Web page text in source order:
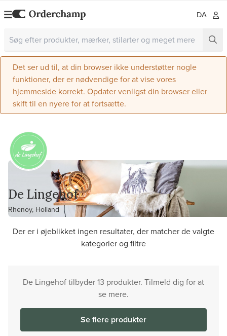
DA
Det ser ud til, at din browser ikke understøtter nogle
funktioner, der er nødvendige for at vise vores
hjemmeside korrekt. Opdater venligst din browser eller
skift til en nyere for at fortsætte.
De Lingehof
Rhenoy, Holland
Der er i øjeblikket ingen resultater, der matcher de valgte
kategorier og filtre
De Lingehof tilbyder 13 produkter. Tilmeld dig for at
se mere.
Se flere produkter